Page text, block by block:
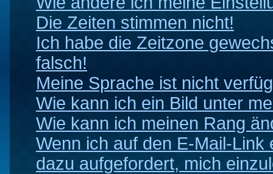
Die Zeiten stimmen nicht!
Ich habe die Zeitzone
falsch!
Meine Sprache ist nicht
Wie kann ich ein Bild unter
Wie kann ich meinen Rang
Wenn ich auf den E-Mail-
dazu aufgefordert, mich